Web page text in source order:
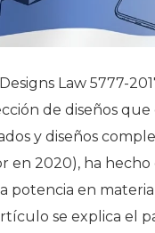
Law 5777-
de diseños
y diseños
en 2020), ha
potencia en
se explica el